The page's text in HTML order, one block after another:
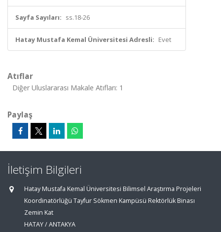
Sayfa Sayıları: ss.18-26
Hatay Mustafa Kemal Üniversitesi Adresli: Evet
Atıflar
Diğer Uluslararası Makale Atıfları: 1
Paylaş
İletişim Bilgileri
Hatay Mustafa Kemal Üniversitesi Bilimsel Araştırma Projeleri
Koordinatörlüğü Tayfur Sökmen Kampüsü Rektörlük Binası
Zemin Kat
HATAY / ANTAKYA